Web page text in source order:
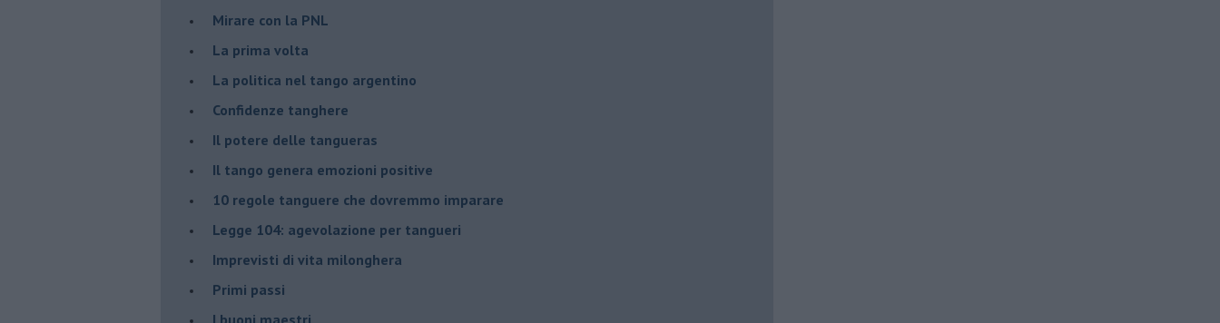
Mirare con la PNL
La prima volta
La politica nel tango argentino
Confidenze tanghere
Il potere delle tangueras
Il tango genera emozioni positive
10 regole tanguere che dovremmo imparare
Legge 104: agevolazione per tangueri
Imprevisti di vita milonghera
Primi passi
I buoni maestri